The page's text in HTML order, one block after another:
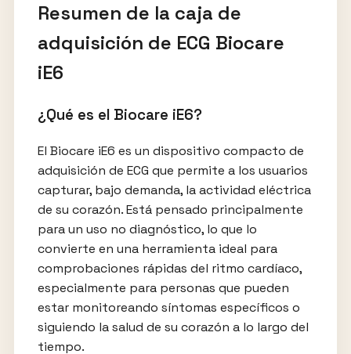
Resumen de la caja de
adquisición de ECG Biocare
iE6
¿Qué es el Biocare iE6?
El Biocare iE6 es un dispositivo compacto de
adquisición de ECG que permite a los usuarios
capturar, bajo demanda, la actividad eléctrica
de su corazón. Está pensado principalmente
para un uso no diagnóstico, lo que lo
convierte en una herramienta ideal para
comprobaciones rápidas del ritmo cardíaco,
especialmente para personas que pueden
estar monitoreando síntomas específicos o
siguiendo la salud de su corazón a lo largo del
tiempo.